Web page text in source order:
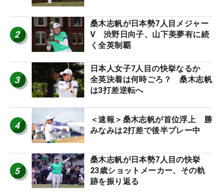
2
桑木志帆が日本勢7人目メジャー
V 渋野日向子、山下美夢有に続
く全英制覇
3
日本人女子7人目の快挙なるか
全英決着は何時ごろ？ 桑木志帆
は3打差逆転へ
4
＜速報＞桑木志帆が首位浮上 勝
みなみは2打差で後半プレー中
5
桑木志帆が日本勢7人目の快挙
23歳ショットメーカー、その軌
跡を振り返る